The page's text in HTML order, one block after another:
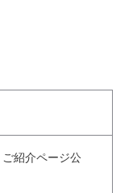
ご紹介ページ公